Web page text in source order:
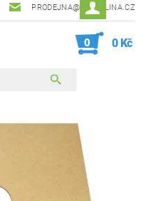
PRODEJNA@ZEVCELINA.CZ
0 0 Kč